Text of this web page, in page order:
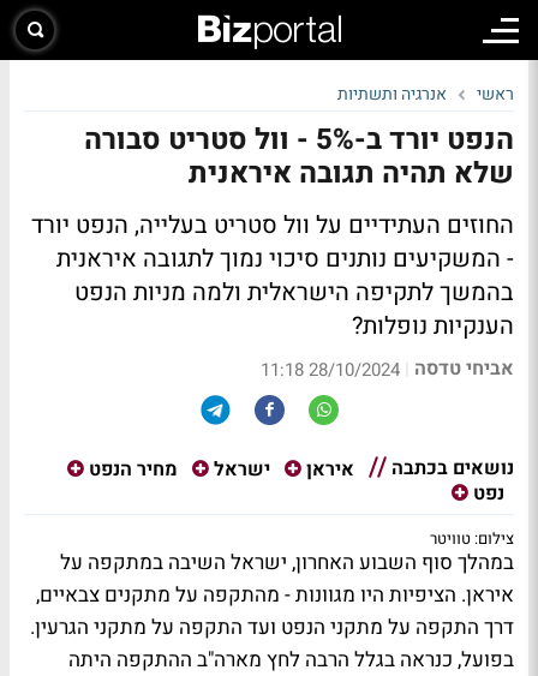
ראשי אנרגיה ותשתיות
הנפט יורד ב-5% - וול סטריט סבורה
שלא תהיה תגובה איראנית
החוזים העתידיים על וול סטריט בעלייה, הנפט יורד
- המשקיעים נותנים סיכוי נמוך לתגובה איראנית
בהמשך לתקיפה הישראלית ולמה מניות הנפט
הענקיות נופלות?
אביחי טדסה |
28/10/2024 11:18
נושאים בכתבה איראן ישראל
מחיר הנפט
נפט
צילום: טוויטר
במהלך סוף השבוע האחרון, ישראל השיבה במתקפה על
איראן. הציפיות היו מגוונות - מהתקפה על מתקנים צבאיים,
דרך התקפה על מתקני הנפט ועד התקפה על מתקני הגרעין.
בפועל, כנראה בגלל הרבה לחץ מארה"ב ההתקפה היתה